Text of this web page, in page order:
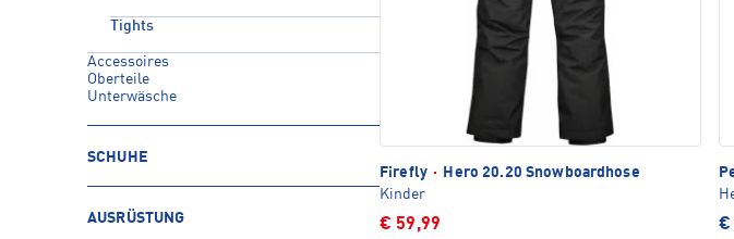
Tights
Accessoires
Oberteile
Unterwäsche
SCHUHE
AUSRÜSTUNG
Firefly ·
Hero 20.20 Snowboardhose
Kinder
€ 59,99 €